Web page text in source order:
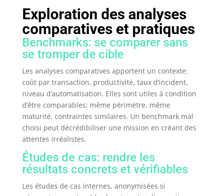
Exploration des analyses
comparatives et pratiques
Benchmarks: se comparer sans
se tromper de cible
Les analyses comparatives apportent un contexte:
coût par transaction, productivité, taux d’incident,
niveau d’automatisation. Elles sont utiles à condition
d’être comparables: même périmètre, même
maturité, contraintes similaires. Un benchmark mal
choisi peut décrédibiliser une mission en créant des
attentes irréalistes.
Études de cas: rendre les
résultats concrets et vérifiables
Les études de cas internes, anonymisées si